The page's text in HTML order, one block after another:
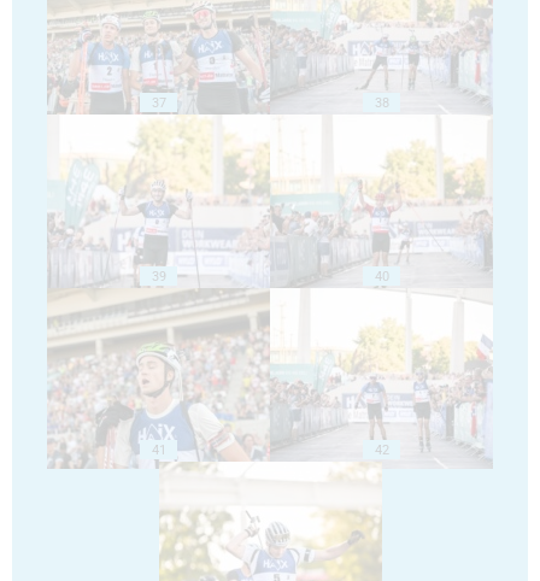
37 38
39 40
41 42